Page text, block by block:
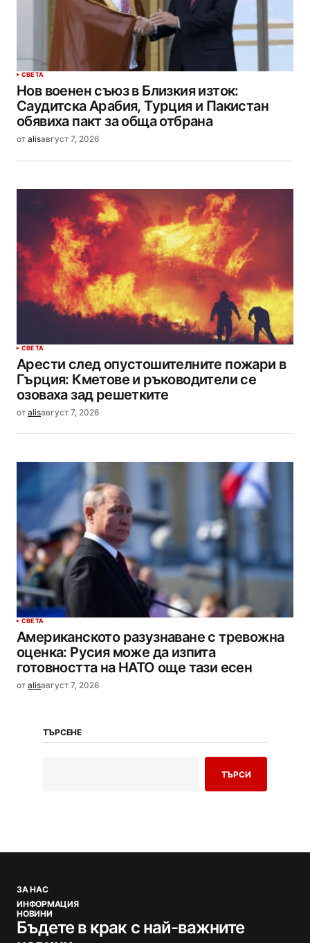
СВЕТА
Нов военен съюз в Близкия изток:
Саудитска Арабия, Турция и Пакистан
обявиха пакт за обща отбрана
от alisавгуст 7, 2026
СВЕТА
Арести след опустошителните пожари в
Гърция: Кметове и ръководители се
озоваха зад решетките
от alisавгуст 7, 2026
СВЕТА
Американското разузнаване с тревожна
оценка: Русия може да изпита
готовността на НАТО още тази есен
от alisавгуст 7, 2026
ТЪРСЕНЕ
ТЪРСИ
ЗА НАС
ИНФОРМАЦИЯ
НОВИНИ
Бъдете в крак с най-важните